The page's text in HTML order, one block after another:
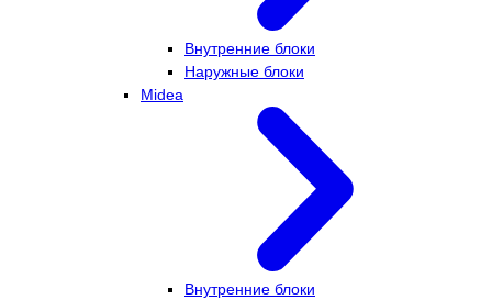
Внутренние блоки
Наружные блоки
Midea
Внутренние блоки